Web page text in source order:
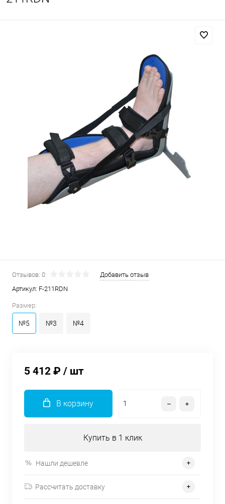
Отзывов: 0
Добавить отзыв
Артикул: F-211RDN
Размер:
№5 №3 №4
5 412 ₽ / шт
В корзину
Купить в 1 клик
Нашли дешевле
Рассчитать доставку